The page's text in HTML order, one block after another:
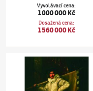
Vyvolávací cena:
1 000 000 Kč
Dosažená cena:
1 560 000 Kč
Václav Brožík(1851–1901)